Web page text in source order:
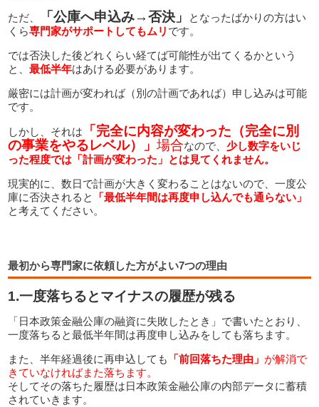
ただ、 「公庫へ申込み→否決」
となったばかりの方はい
くら専門家がサポートしてもムリ です。
では否決した後どれくらい経てば可能性が出てくるかという
と、最低半年はあける必要があります。
厳密には計画が変われば（別の計画であれば）申し込みは可能
です。
しかし、それは
「完全に内容が変わった（完全に別
の事業をやるレベル）」場合なので、少し数字をいじ
った程度では「計画が変わった」とは見てくれません。
現実的に、数日で計画が大きく変わることはないので、一度公
庫に否決されると
「最低半年間は再度申し込んでも通らない」
と考えてください。
最初から専門家に依頼した方がよい7つの理由
1.一度落ちるとマイナスの履歴が残る
「日本政策金融公庫の融資に失敗したとき」で書いたとおり、
一度落ちると最低半年間は再度申し込みをしても落ちます。
また、半年経過後に再申込しても
「前回落ちた理由」 が解消で
きていなければまた落ちます。
そしてその落ちた履歴は日本政策金融公庫の内部データに蓄積
されていきます。